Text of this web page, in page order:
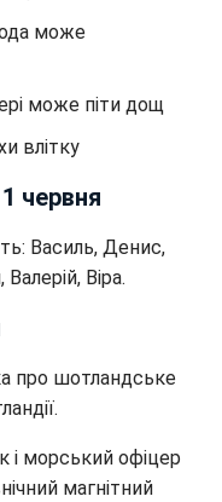
може
може піти дощ
влітку
червня
Василь, Денис,
Віра.
про шотландське
і морський офіцер
магнітний